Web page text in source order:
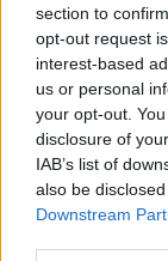
section to
opt-out request
interest-based
us or personal
your opt-out.
disclosure of
IAB’s list of
also be
Downstream